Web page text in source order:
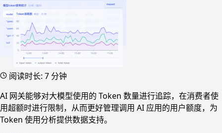
阅读时长: 7 分钟
AI 网关能够对大模型使用的 Token 数量进行追踪，在消费者使
用超额时进行限制，从而更好管理调用 AI 应用的用户额度，为
Token 使用分析提供数据支持。